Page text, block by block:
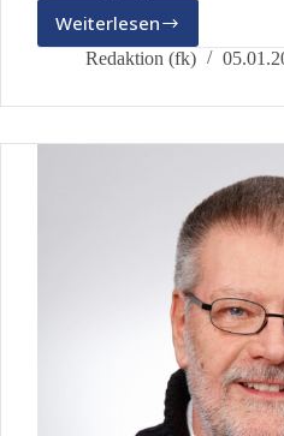
Weiterlesen
Andreas
Macher
Redaktion (fk)